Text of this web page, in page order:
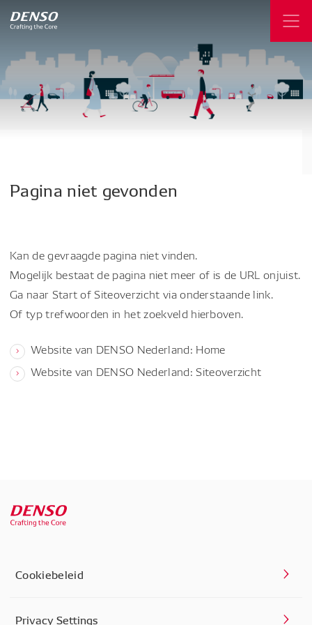
Pagina niet gevonden
Kan de gevraagde pagina niet vinden.
Mogelijk bestaat de pagina niet meer of is de URL onjuist.
Ga naar Start of Siteoverzicht via onderstaande link.
Of typ trefwoorden in het zoekveld hierboven.
Website van DENSO Nederland: Home
Website van DENSO Nederland: Siteoverzicht
Cookiebeleid
Privacy Settings